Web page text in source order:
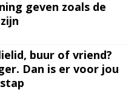
geven zoals de
buur of vriend?
Dan is er voor jou